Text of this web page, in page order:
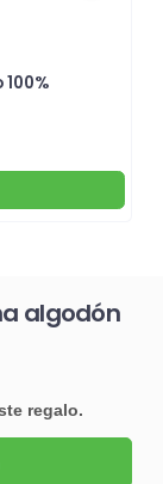
algodón
regalo.